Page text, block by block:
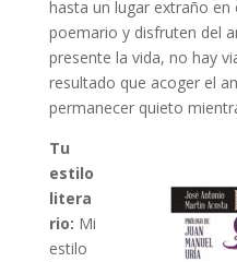
hasta un lugar extraño
poemario y disfruten del
presente la vida, no hay
resultado que acoger el
permanecer quieto
Tu
estilo
litera
rio: Mi
estilo